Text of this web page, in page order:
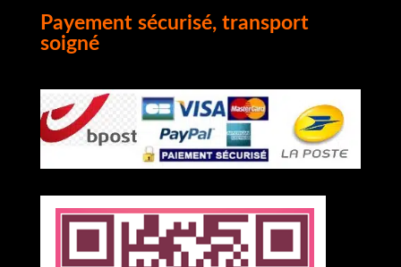
Payement sécurisé, transport
soigné